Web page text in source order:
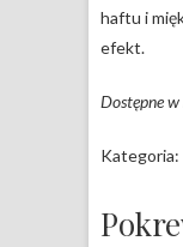
haftu i
efekt.
Dostępne w
Kategoria: